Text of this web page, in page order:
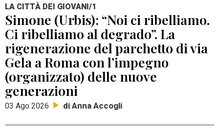
LA CITTÀ DEI GIOVANI/1
Simone (Urbis): “Noi ci ribelliamo.
Ci ribelliamo al degrado”. La
rigenerazione del parchetto di via
Gela a Roma con l’impegno
(organizzato) delle nuove
generazioni
03 Ago 2026 di Anna Accogli